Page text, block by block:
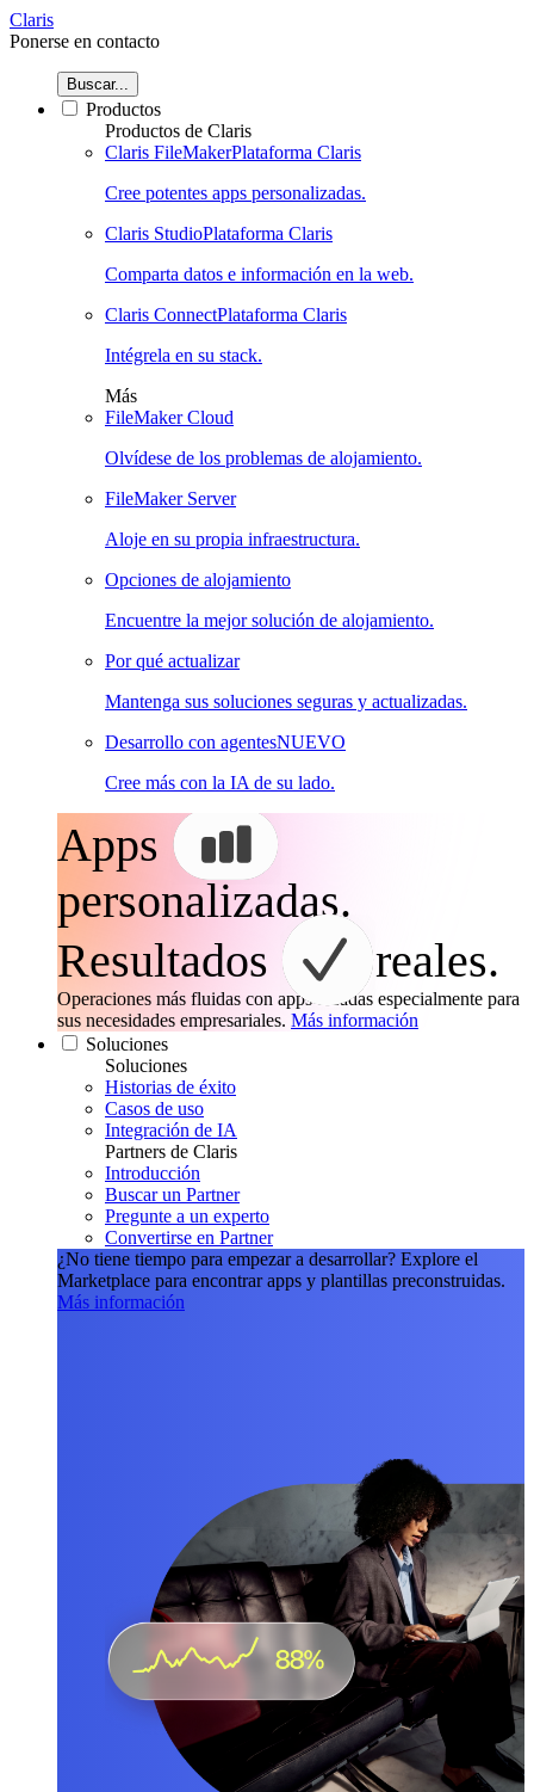
Claris
Ponerse en contacto
Buscar...
Productos
Productos de Claris
Claris FileMakerPlataforma Claris
Cree potentes apps personalizadas.
Claris StudioPlataforma Claris
Comparta datos e información en la web.
Claris ConnectPlataforma Claris
Intégrela en su stack.
Más
FileMaker Cloud
Olvídese de los problemas de alojamiento.
FileMaker Server
Aloje en su propia infraestructura.
Opciones de alojamiento
Encuentre la mejor solución de alojamiento.
Por qué actualizar
Mantenga sus soluciones seguras y actualizadas.
Desarrollo con agentesNUEVO
Cree más con la IA de su lado.
Apps
personalizadas.
Resultados
reales.
Operaciones más fluidas con apps creadas especialmente para
sus necesidades empresariales. Más información
Soluciones
Soluciones
Historias de éxito
Casos de uso
Integración de IA
Partners de Claris
Introducción
Buscar un Partner
Pregunte a un experto
Convertirse en Partner
¿No tiene tiempo para empezar a desarrollar? Explore el
Marketplace para encontrar apps y plantillas preconstruidas.
Más información